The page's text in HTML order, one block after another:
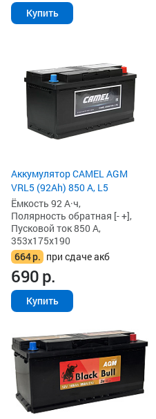
Купить
Аккумулятор CAMEL AGM
VRL5 (92Ah) 850 А, L5
Ёмкость 92 А·ч,
Полярность обратная [- +],
Пусковой ток 850 А,
353x175x190
664р. при сдаче акб
690р.
Купить